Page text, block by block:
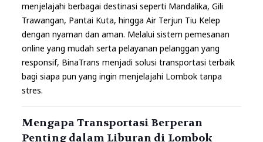
menjelajahi berbagai destinasi seperti Mandalika, Gili
Trawangan, Pantai Kuta, hingga Air Terjun Tiu Kelep
dengan nyaman dan aman. Melalui sistem pemesanan
online yang mudah serta pelayanan pelanggan yang
responsif, BinaTrans menjadi solusi transportasi terbaik
bagi siapa pun yang ingin menjelajahi Lombok tanpa
stres.
Mengapa Transportasi Berperan
Penting dalam Liburan di Lombok